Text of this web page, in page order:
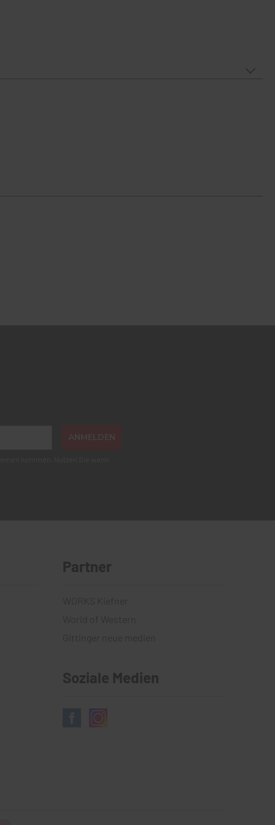
Partner
World of Western
Gittinger neue medien
Soziale Medien